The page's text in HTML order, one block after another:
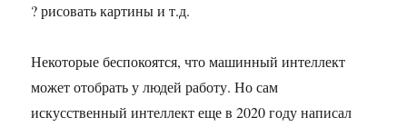
? рисовать картины и т.д.
Некоторые беспокоятся, что машинный интеллект
может отобрать у людей работу. Но сам
искусственный интеллект еще в 2020 году написал